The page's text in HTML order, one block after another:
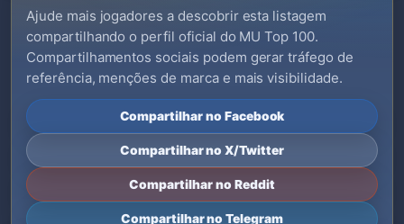
Ajude mais jogadores a descobrir esta listagem
compartilhando o perfil oficial do MU Top 100.
Compartilhamentos sociais podem gerar tráfego de
referência, menções de marca e mais visibilidade.
Compartilhar no Facebook
Compartilhar no X/Twitter
Compartilhar no Reddit
Compartilhar no Telegram